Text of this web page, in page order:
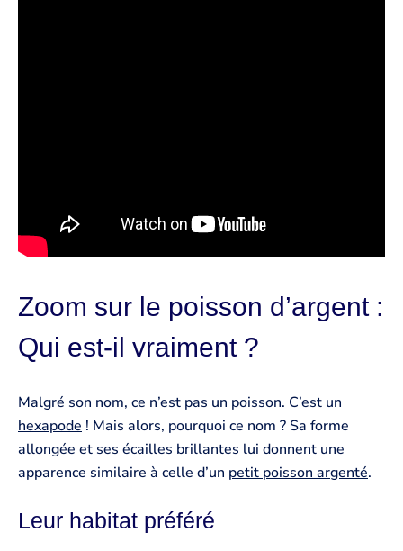
Zoom sur le poisson d’argent :
Qui est-il vraiment ?
Malgré son nom, ce n’est pas un poisson. C’est un
hexapode ! Mais alors, pourquoi ce nom ? Sa forme
allongée et ses écailles brillantes lui donnent une
apparence similaire à celle d’un petit poisson argenté.
Leur habitat préféré